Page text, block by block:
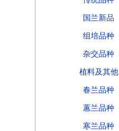
国兰新品
组培品种
杂交品种
植料及其他
春兰品种
蕙兰品种
寒兰品种